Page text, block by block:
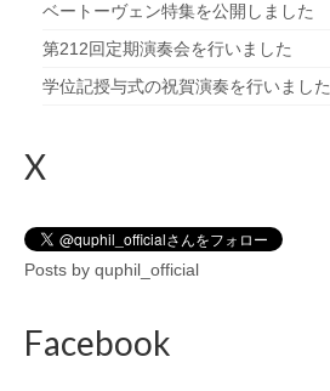
ベートーヴェン特集を公開しました
第212回定期演奏会を行いました
学位記授与式の祝賀演奏を行いました
X
Posts by quphil_official
Facebook